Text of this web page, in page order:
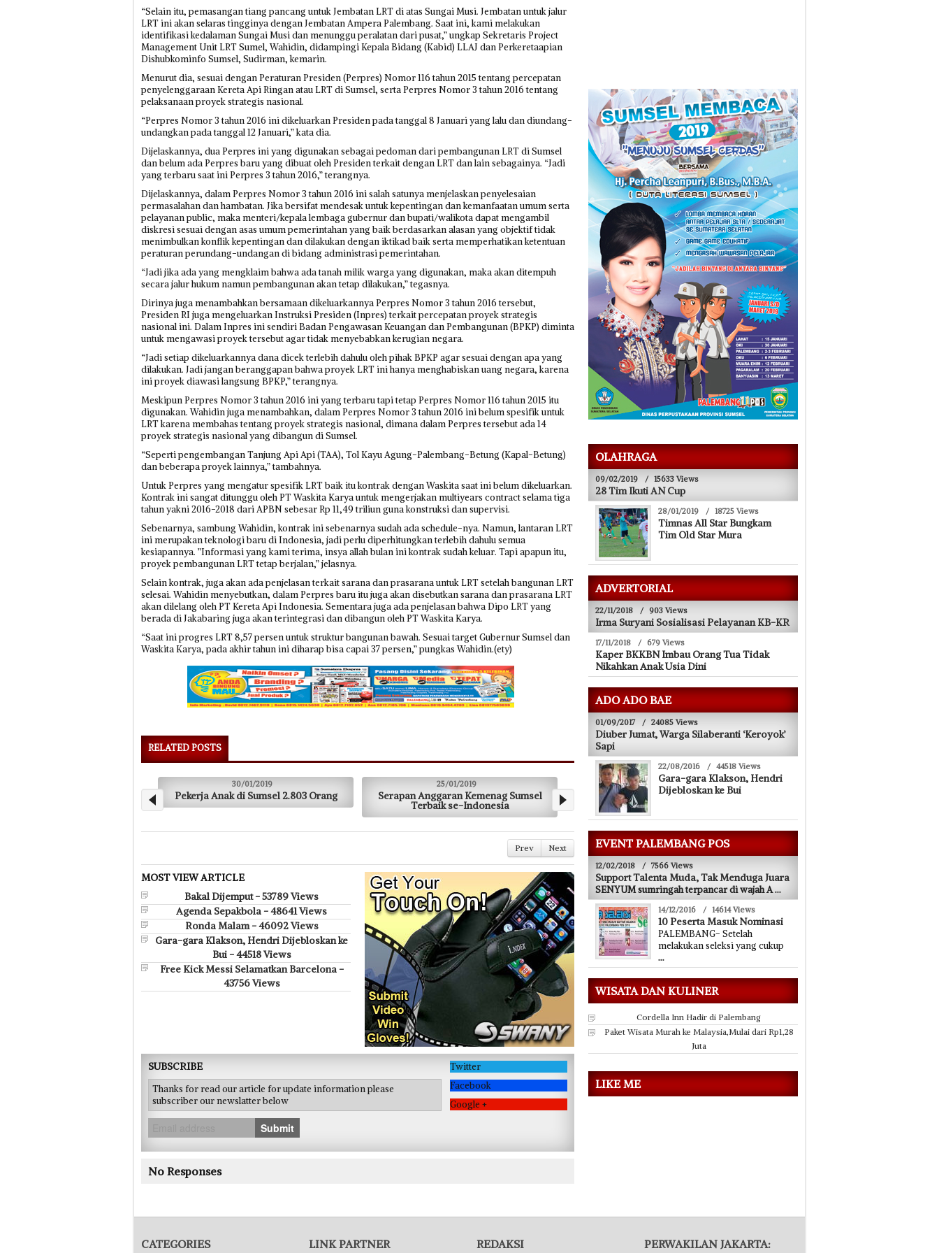
“Selain itu, pemasangan tiang pancang untuk Jembatan LRT di atas Sungai Musi. Jembatan untuk jalur
LRT ini akan selaras tingginya dengan Jembatan Ampera Palembang. Saat ini, kami melakukan
identifikasi kedalaman Sungai Musi dan menunggu peralatan dari pusat,” ungkap Sekretaris Project
Management Unit LRT Sumel, Wahidin, didampingi Kepala Bidang (Kabid) LLAJ dan Perkeretaapian
Dishubkominfo Sumsel, Sudirman, kemarin.
Menurut dia, sesuai dengan Peraturan Presiden (Perpres) Nomor 116 tahun 2015 tentang percepatan
penyelenggaraan Kereta Api Ringan atau LRT di Sumsel, serta Perpres Nomor 3 tahun 2016 tentang
pelaksanaan proyek strategis nasional.
“Perpres Nomor 3 tahun 2016 ini dikeluarkan Presiden pada tanggal 8 Januari yang lalu dan diundang-
undangkan pada tanggal 12 Januari,” kata dia.
Dijelaskannya, dua Perpres ini yang digunakan sebagai pedoman dari pembangunan LRT di Sumsel
dan belum ada Perpres baru yang dibuat oleh Presiden terkait dengan LRT dan lain sebagainya. “Jadi
yang terbaru saat ini Perpres 3 tahun 2016,” terangnya.
Dijelaskannya, dalam Perpres Nomor 3 tahun 2016 ini salah satunya menjelaskan penyelesaian
permasalahan dan hambatan. Jika bersifat mendesak untuk kepentingan dan kemanfaatan umum serta
pelayanan public, maka menteri/kepala lembaga gubernur dan bupati/walikota dapat mengambil
diskresi sesuai dengan asas umum pemerintahan yang baik berdasarkan alasan yang objektif tidak
menimbulkan konflik kepentingan dan dilakukan dengan iktikad baik serta memperhatikan ketentuan
peraturan perundang-undangan di bidang administrasi pemerintahan.
“Jadi jika ada yang mengklaim bahwa ada tanah milik warga yang digunakan, maka akan ditempuh
secara jalur hukum namun pembangunan akan tetap dilakukan,” tegasnya.
Dirinya juga menambahkan bersamaan dikeluarkannya Perpres Nomor 3 tahun 2016 tersebut,
Presiden RI juga mengeluarkan Instruksi Presiden (Inpres) terkait percepatan proyek strategis
nasional ini. Dalam Inpres ini sendiri Badan Pengawasan Keuangan dan Pembangunan (BPKP) diminta
untuk mengawasi proyek tersebut agar tidak menyebabkan kerugian negara.
“Jadi setiap dikeluarkannya dana dicek terlebih dahulu oleh pihak BPKP agar sesuai dengan apa yang
dilakukan. Jadi jangan beranggapan bahwa proyek LRT ini hanya menghabiskan uang negara, karena
ini proyek diawasi langsung BPKP,” terangnya.
Meskipun Perpres Nomor 3 tahun 2016 ini yang terbaru tapi tetap Perpres Nomor 116 tahun 2015 itu
digunakan. Wahidin juga menambahkan, dalam Perpres Nomor 3 tahun 2016 ini belum spesifik untuk
LRT karena membahas tentang proyek strategis nasional, dimana dalam Perpres tersebut ada 14
proyek strategis nasional yang dibangun di Sumsel.
“Seperti pengembangan Tanjung Api Api (TAA), Tol Kayu Agung-Palembang-Betung (Kapal-Betung)
dan beberapa proyek lainnya,” tambahnya.
Untuk Perpres yang mengatur spesifik LRT baik itu kontrak dengan Waskita saat ini belum dikeluarkan.
Kontrak ini sangat ditunggu oleh PT Waskita Karya untuk mengerjakan multiyears contract selama tiga
tahun yakni 2016-2018 dari APBN sebesar Rp 11,49 triliun guna konstruksi dan supervisi.
Sebenarnya, sambung Wahidin, kontrak ini sebenarnya sudah ada schedule-nya. Namun, lantaran LRT
ini merupakan teknologi baru di Indonesia, jadi perlu diperhitungkan terlebih dahulu semua
kesiapannya. ”Informasi yang kami terima, insya allah bulan ini kontrak sudah keluar. Tapi apapun itu,
proyek pembangunan LRT tetap berjalan,” jelasnya.
Selain kontrak, juga akan ada penjelasan terkait sarana dan prasarana untuk LRT setelah bangunan LRT
selesai. Wahidin menyebutkan, dalam Perpres baru itu juga akan disebutkan sarana dan prasarana LRT
akan dilelang oleh PT Kereta Api Indonesia. Sementara juga ada penjelasan bahwa Dipo LRT yang
berada di Jakabaring juga akan terintegrasi dan dibangun oleh PT Waskita Karya.
“Saat ini progres LRT 8,57 persen untuk struktur bangunan bawah. Sesuai target Gubernur Sumsel dan
Waskita Karya, pada akhir tahun ini diharap bisa capai 37 persen,” pungkas Wahidin.(ety)
RELATED POSTS
Pekerja Anak di Sumsel 2.803 Orang Serapan Anggaran Kemenag Sumsel
Terbaik se-Indonesia
11/01/2019
Siswi SMKN 1 Tebing Tinggi Ditikam
Teman Satu Sekolah
BPJS Ketenagakerjaan Optimis Hadapi
Prev Next
MOST VIEW ARTICLE
Bakal Dijemput - 53789 Views
Agenda Sepakbola - 48641 Views
Ronda Malam - 46092 Views
Gara-gara Klakson, Hendri Dijebloskan ke
Bui - 44518 Views
Free Kick Messi Selamatkan Barcelona -
43756 Views
SUBSCRIBE
Thanks for read our article for update information please
subscriber our newslatter below
Submit
Twitter
Facebook
Google +
No Responses
OLAHRAGA
09/02/2019 / 15633 Views
28 Tim Ikuti AN Cup
28/01/2019 / 18725 Views
Timnas All Star Bungkam
Tim Old Star Mura
ADVERTORIAL
22/11/2018 / 903 Views
Irma Suryani Sosialisasi Pelayanan KB-KR
17/11/2018 / 679 Views
Kaper BKKBN Imbau Orang Tua Tidak
Nikahkan Anak Usia Dini
ADO ADO BAE
01/09/2017 / 24085 Views
Diuber Jumat, Warga Silaberanti ‘Keroyok’
Sapi
22/08/2016 / 44518 Views
Gara-gara Klakson, Hendri
Dijebloskan ke Bui
EVENT PALEMBANG POS
12/02/2018 / 7566 Views
Support Talenta Muda, Tak Menduga Juara
SENYUM sumringah terpancar di wajah A...
14/12/2016 / 14614 Views
10 Peserta Masuk Nominasi
PALEMBANG- Setelah
melakukan seleksi yang cukup
...
WISATA DAN KULINER
Cordella Inn Hadir di Palembang
Paket Wisata Murah ke Malaysia,Mulai dari Rp1,28
Juta
LIKE ME
CATEGORIES LINK PARTNER REDAKSI PERWAKILAN JAKARTA: